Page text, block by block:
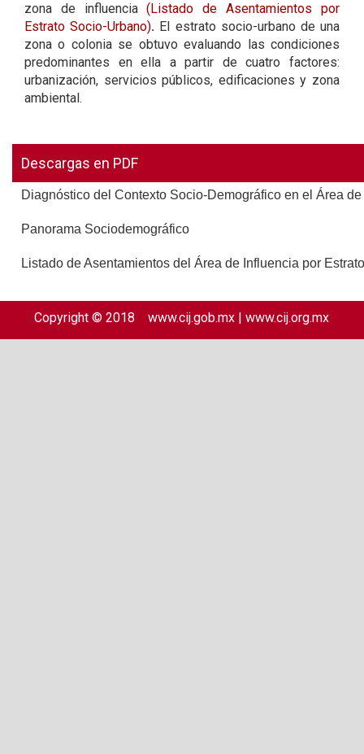
zona de influencia(Listado de Asentamientos por
Estrato Socio-Urbano). El estrato socio-urbano de una
zona o colonia se obtuvo evaluando las condiciones
predominantes en ella a partir de cuatro factores:
urbanización, servicios públicos, edificaciones y zona
ambiental.
Descargas en PDF
Diagnóstico del Contexto Socio-Demográfico en el Área
Panorama Sociodemográfico
Listado de Asentamientos del Área de Influencia por
Copyright © 2018www.cij.gob.mx |www.cij.org.mx